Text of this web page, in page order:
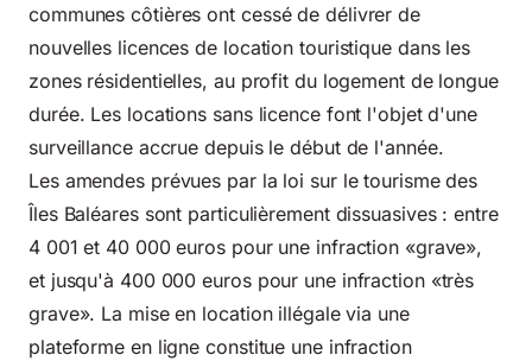
communes côtières ont cessé de délivrer de
nouvelles licences de location touristique dans les
zones résidentielles, au profit du logement de longue
durée. Les locations sans licence font l'objet d'une
surveillance accrue depuis le début de l'année.
Les amendes prévues par la loi sur le tourisme des
Îles Baléares sont particulièrement dissuasives : entre
4 001 et 40 000 euros pour une infraction «grave»,
et jusqu'à 400 000 euros pour une infraction «très
grave». La mise en location illégale via une
plateforme en ligne constitue une infraction